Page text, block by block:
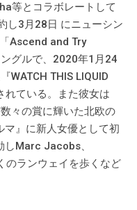
等とコラボレートして
し3月28日 にニューシン
Ascend and Try
グルで、2020年1月24
WATCH THIS LIQUID
れている。また彼女は
々の賞に輝いた北欧の
』に新人女優として初
しMarc Jacobs、
ランウェイを歩くなど